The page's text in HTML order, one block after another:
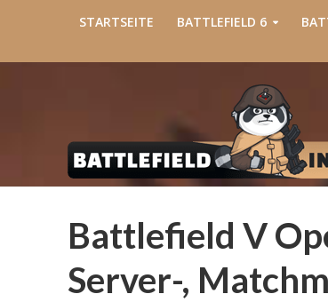
STARTSEITE BATTLEFIELD 6
Battlefield V
Server-,